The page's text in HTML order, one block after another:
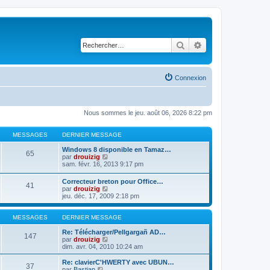
Rechercher
Connexion
Nous sommes le jeu. août 06, 2026 8:22 pm
MESSAGES DERNIER MESSAGE
65
Windows 8 disponible en Tamaz…
par drouizig
o
u
l
t
e
r
l
d
e
r
n
i
sam. févr. 16, 2013 9:17 pm
41
Correcteur breton pour Office…
par drouizig
o
n
s
u
l
t
r
l
e
jeu. déc. 17, 2009 2:18 pm
MESSAGES DERNIER MESSAGE
147
Re: Télécharger/Pellgargañ AD…
par drouizig
o
n
s
dim. avr. 04, 2010 10:24 am
37
Re: clavierC'HWERTY avec UBUN…